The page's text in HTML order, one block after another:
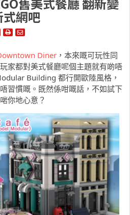
式網吧
Diner ，本來嘅可玩性同
家都對美式餐廳呢個主題就有啲唔
Building 都行開歐陸風格，
習慣嘅。既然係咁嘅話，不如試下
你地心意？